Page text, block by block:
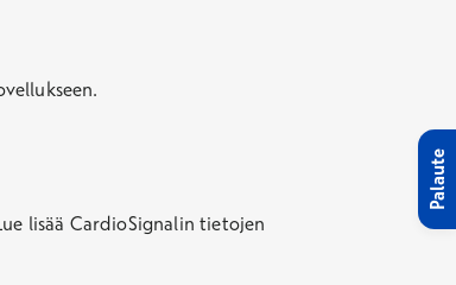
lisää CardioSignalin tietojen
Palaute